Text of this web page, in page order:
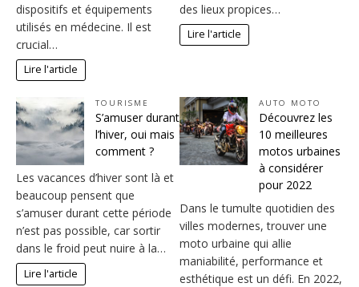
dispositifs et équipements
utilisés en médecine. Il est
crucial…
Lire l'article
des lieux propices…
Lire l'article
TOURISME
S’amuser durant
l’hiver, oui mais
comment ?
Les vacances d’hiver sont là et
beaucoup pensent que
s’amuser durant cette période
n’est pas possible, car sortir
dans le froid peut nuire à la…
Lire l'article
AUTO MOTO
Découvrez les
10 meilleures
motos urbaines
à considérer
pour 2022
Dans le tumulte quotidien des
villes modernes, trouver une
moto urbaine qui allie
maniabilité, performance et
esthétique est un défi. En 2022,